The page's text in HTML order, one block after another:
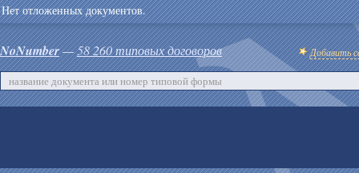
Нет отложенных документов.
NoNumber—58 260 типовых договоров Добавить